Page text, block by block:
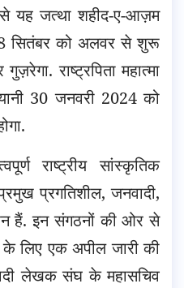
यह जत्था शहीद-ए-आज़म
सितंबर को अलवर से शुरू
राष्ट्रपिता महात्मा
30 जनवरी 2024 को
राष्ट्रीय सांस्कृतिक
प्रगतिशील, जनवादी,
हैं. इन संगठनों की ओर से
लिए एक अपील जारी की
लेखक संघ के महासचिव